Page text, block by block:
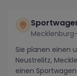
Sie planen einen
Neustrelitz,
einen